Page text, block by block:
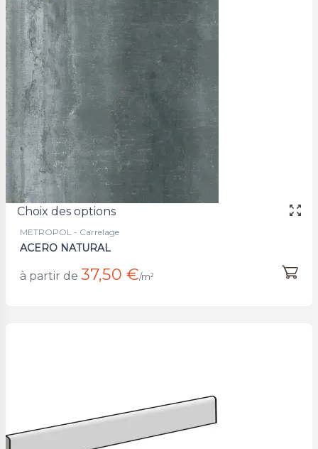
Choix des options
METROPOL - Carrelage
ACERO NATURAL
à partir de 37,50 €/m²